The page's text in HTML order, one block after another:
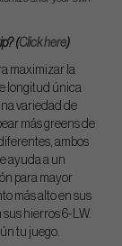
(Click here)
maximizar la
longitud única
variedad de
más greens de
ambos
ayuda a un
para mayor
más alto en sus
hierros 6-LW.
tu juego.